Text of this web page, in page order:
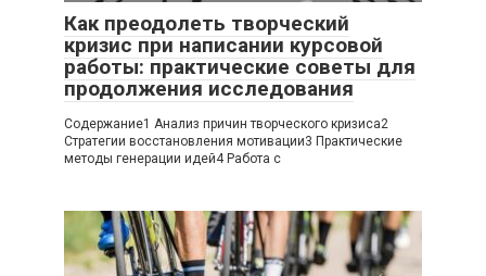
Как преодолеть творческий
кризис при написании курсовой
работы: практические советы для
продолжения исследования
Содержание1 Анализ причин творческого кризиса2
Стратегии восстановления мотивации3 Практические
методы генерации идей4 Работа с